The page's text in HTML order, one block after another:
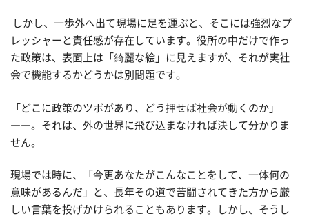
しかし、一歩外へ出て現場に足を運ぶと、そこには強烈なプ
レッシャーと責任感が存在しています。役所の中だけで作っ
た政策は、表面上は「綺麗な絵」に見えますが、それが実社
会で機能するかどうかは別問題です。
「どこに政策のツボがあり、どう押せば社会が動くのか」
――。それは、外の世界に飛び込まなければ決して分かりま
せん。
現場では時に、「今更あなたがこんなことをして、一体何の
意味があるんだ」と、長年その道で苦闘されてきた方から厳
しい言葉を投げかけられることもあります。しかし、そうし